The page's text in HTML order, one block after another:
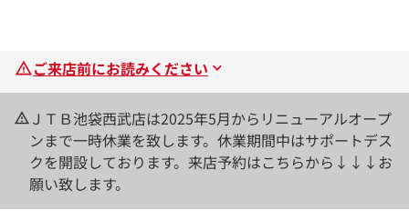
ご来店前にお読みください
ＪＴＢ池袋西武店は2025年5月からリニューアルオープ
ンまで一時休業を致します。休業期間中はサポートデス
クを開設しております。来店予約はこちらから↓↓↓お
願い致します。